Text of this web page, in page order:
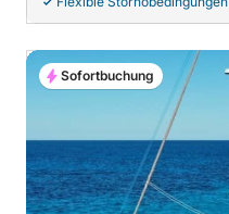
Sofortbuchung